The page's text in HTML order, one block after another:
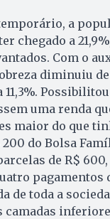
a
chegado a
Com o
diminuiu de
uma renda
maior do que
200 do Bolsa
de R$
pagamentos
de toda a
camadas